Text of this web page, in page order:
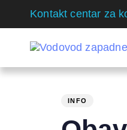
Skip
primary
Skip
Kontakt centar za
INFO